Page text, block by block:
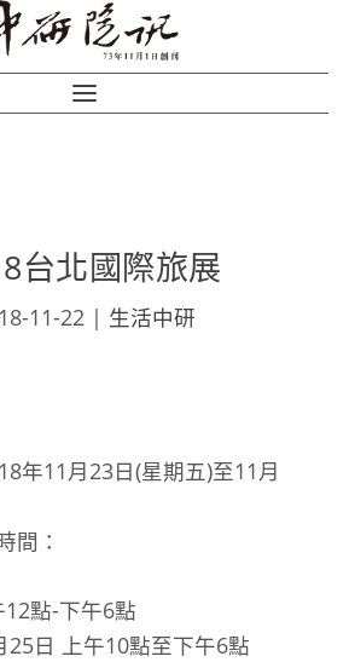
台北國際旅展
11-22 | 生活中研
年11月23日(星期五)至11月
間：
點-下午6點
25日 上午10點至下午6點